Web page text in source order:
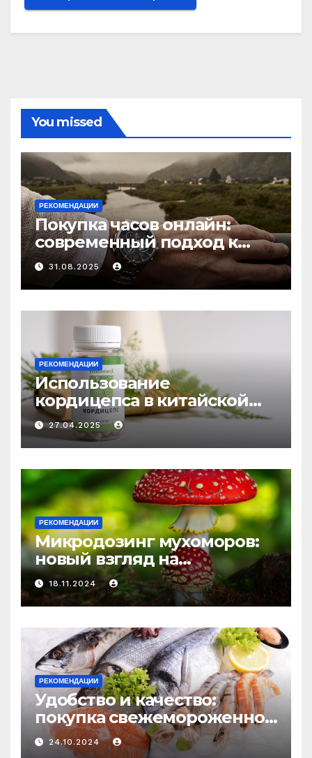
You missed
РЕКОМЕНДАЦИИ
Покупка часов онлайн:
современный подход к
выбору аксессуаров
31.08.2025
РЕКОМЕНДАЦИИ
Использование
кордицепса в китайской
медицине: природное
средство против усталости
и истощения
27.04.2025
РЕКОМЕНДАЦИИ
Микродозинг мухоморов:
новый взгляд на
психоделику
18.11.2024
РЕКОМЕНДАЦИИ
Удобство и качество:
покупка свежемороженной
рыбы онлайн
24.10.2024